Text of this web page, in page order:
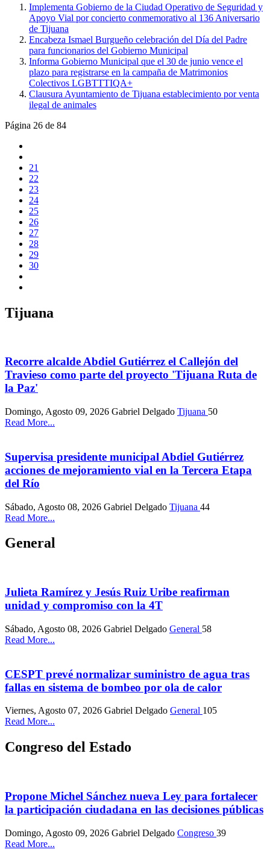
Implementa Gobierno de la Ciudad Operativo de Seguridad y
Apoyo Vial por concierto conmemorativo al 136 Aniversario
de Tijuana
Encabeza Ismael Burgueño celebración del Día del Padre
para funcionarios del Gobierno Municipal
Informa Gobierno Municipal que el 30 de junio vence el
plazo para registrarse en la campaña de Matrimonios
Colectivos LGBTTTIQA+
Clausura Ayuntamiento de Tijuana establecimiento por venta
ilegal de animales
Página 26 de 84
21
22
23
24
25
26
27
28
29
30
Tijuana
Recorre alcalde Abdiel Gutiérrez el Callejón del
Travieso como parte del proyecto 'Tijuana Ruta de
la Paz'
Domingo, Agosto 09, 2026 Gabriel Delgado Tijuana 50
Read More...
Supervisa presidente municipal Abdiel Gutiérrez
acciones de mejoramiento vial en la Tercera Etapa
del Río
Sábado, Agosto 08, 2026 Gabriel Delgado Tijuana 44
Read More...
General
Julieta Ramírez y Jesús Ruiz Uribe reafirman
unidad y compromiso con la 4T
Sábado, Agosto 08, 2026 Gabriel Delgado General 58
Read More...
CESPT prevé normalizar suministro de agua tras
fallas en sistema de bombeo por ola de calor
Viernes, Agosto 07, 2026 Gabriel Delgado General 105
Read More...
Congreso del Estado
Propone Michel Sánchez nueva Ley para fortalecer
la participación ciudadana en las decisiones públicas
Domingo, Agosto 09, 2026 Gabriel Delgado Congreso 39
Read More...